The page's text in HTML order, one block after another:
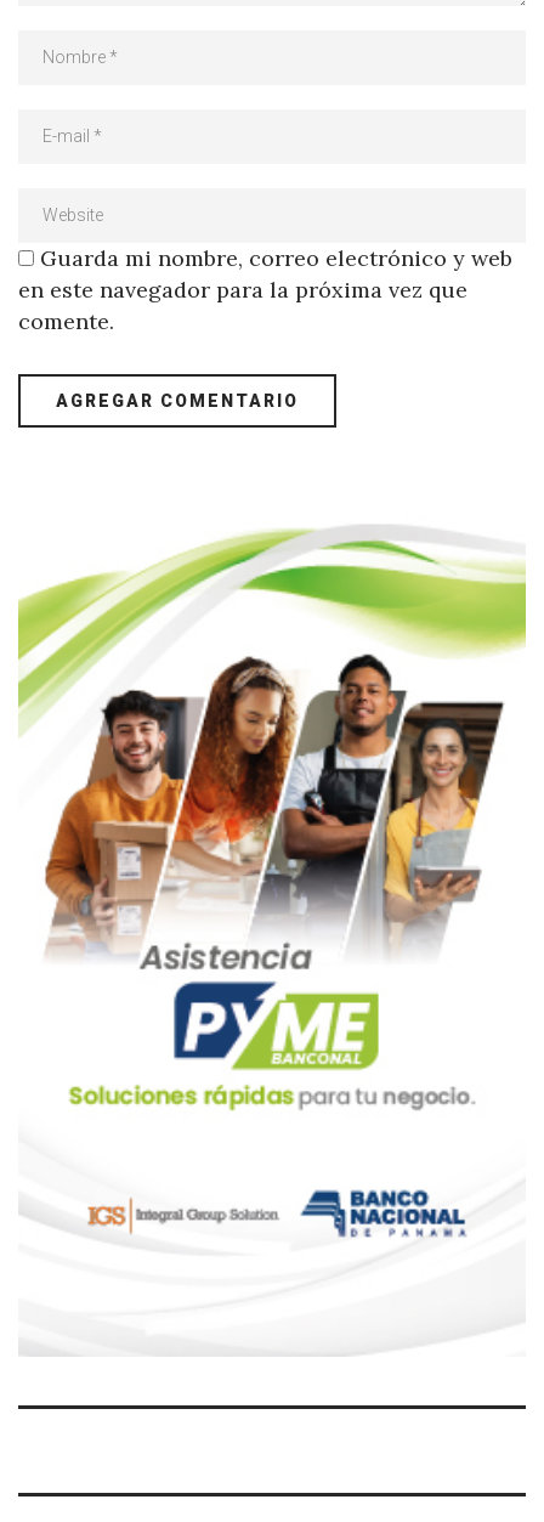
Guarda mi nombre, correo electrónico y web
en este navegador para la próxima vez que
comente.